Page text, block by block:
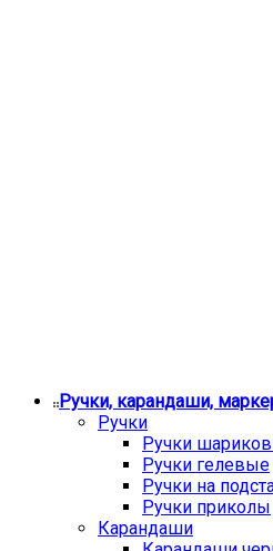
Ручки, карандаши,
Ручки
Ручки
Ручки гелевые
Ручки на
Ручки приколы
Карандаши